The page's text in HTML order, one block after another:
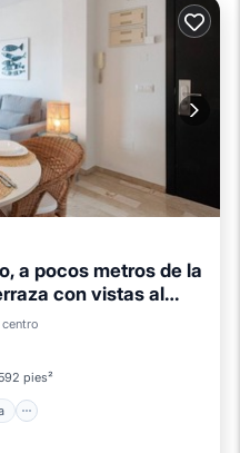
a pocos metros de la
con vistas al
pies²
Piscina